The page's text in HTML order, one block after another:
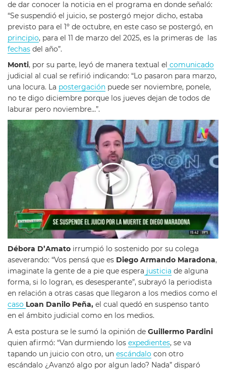
de dar conocer la noticia en el programa en donde señaló:
“Se suspendió el juicio, se postergó mejor dicho, estaba
previsto para el 1º de octubre, en este caso se postergó, en
principio, para el 11 de marzo del 2025, es la primeras de las
fechas del año”.
Monti, por su parte, leyó de manera textual el comunicado
judicial al cual se refirió indicando: “Lo pasaron para marzo,
una locura. La postergación puede ser noviembre, ponele,
no te digo diciembre porque los jueves dejan de todos de
laburar pero noviembre…”.
Débora D’Amato irrumpió lo sostenido por su colega
aseverando: “Vos pensá que es Diego Armando Maradona,
imaginate la gente de a pie que espera justicia de alguna
forma, si lo logran, es desesperante”, subrayó la periodista
en relación a otras casas que llegaron a los medios como el
caso Loan Danilo Peña, el cual quedó en suspenso tanto
en el ámbito judicial como en los medios.
A esta postura se le sumó la opinión de Guillermo Pardini
quien afirmó: “Van durmiendo los expedientes, se va
tapando un juicio con otro, un escándalo con otro
escándalo ¿Avanzó algo por algun lado? Nada” disparó